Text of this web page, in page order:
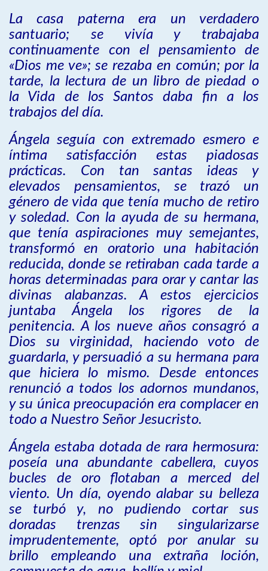
La casa paterna era un verdadero
santuario; se vivía y trabajaba
continuamente con el pensamiento de
«Dios me ve»; se rezaba en común; por la
tarde, la lectura de un libro de piedad o
la Vida de los Santos daba fin a los
trabajos del día.
Ángela seguía con extremado esmero e
íntima satisfacción estas piadosas
prácticas. Con tan santas ideas y
elevados pensamientos, se trazó un
género de vida que tenía mucho de retiro
y soledad. Con la ayuda de su hermana,
que tenía aspiraciones muy semejantes,
transformó en oratorio una habitación
reducida, donde se retiraban cada tarde a
horas determinadas para orar y cantar las
divinas alabanzas. A estos ejercicios
juntaba Ángela los rigores de la
penitencia. A los nueve años consagró a
Dios su virginidad, haciendo voto de
guardarla, y persuadió a su hermana para
que hiciera lo mismo. Desde entonces
renunció a todos los adornos mundanos,
y su única preocupación era complacer en
todo a Nuestro Señor Jesucristo.
Ángela estaba dotada de rara hermosura:
poseía una abundante cabellera, cuyos
bucles de oro flotaban a merced del
viento. Un día, oyendo alabar su belleza
se turbó y, no pudiendo cortar sus
doradas trenzas sin singularizarse
imprudentemente, optó por anular su
brillo empleando una extraña loción,